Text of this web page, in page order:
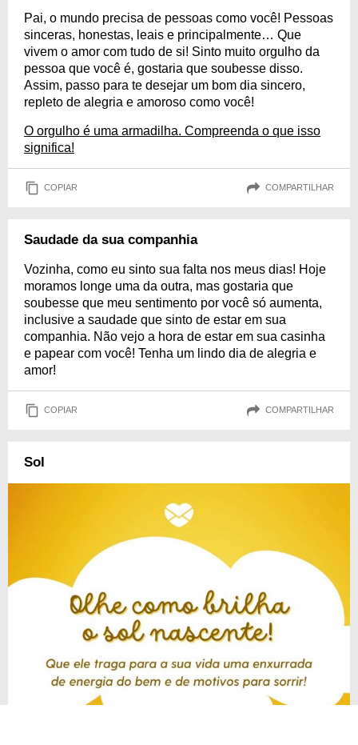
Pai, o mundo precisa de pessoas como você! Pessoas
sinceras, honestas, leais e principalmente… Que
vivem o amor com tudo de si! Sinto muito orgulho da
pessoa que você é, gostaria que soubesse disso.
Assim, passo para te desejar um bom dia sincero,
repleto de alegria e amoroso como você!
O orgulho é uma armadilha. Compreenda o que isso
significa!
COPIAR COMPARTILHAR
Saudade da sua companhia
Vozinha, como eu sinto sua falta nos meus dias! Hoje
moramos longe uma da outra, mas gostaria que
soubesse que meu sentimento por você só aumenta,
inclusive a saudade que sinto de estar em sua
companhia. Não vejo a hora de estar em sua casinha
e papear com você! Tenha um lindo dia de alegria e
amor!
COPIAR COMPARTILHAR
Sol